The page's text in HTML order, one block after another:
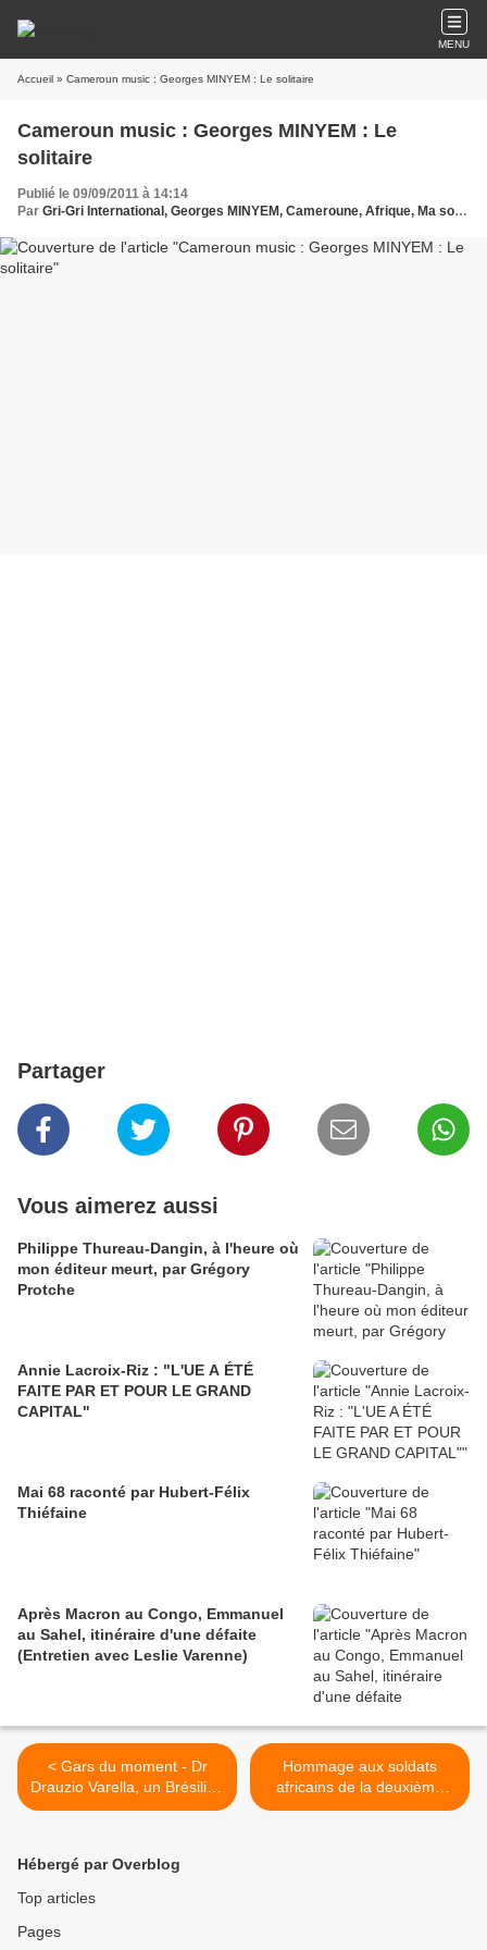
MENU
Accueil » Cameroun music : Georges MINYEM : Le solitaire
Cameroun music : Georges MINYEM : Le
solitaire
Publié le 09/09/2011 à 14:14
Par Gri-Gri International, Georges MINYEM, Cameroune, Afrique, Ma solange Oussou
Partager
Vous aimerez aussi
Philippe Thureau-Dangin, à l'heure où
mon éditeur meurt, par Grégory
Protche
Annie Lacroix-Riz : "L'UE A ÉTÉ
FAITE PAR ET POUR LE GRAND
CAPITAL"
Mai 68 raconté par Hubert-Félix
Thiéfaine
Après Macron au Congo, Emmanuel
au Sahel, itinéraire d'une défaite
(Entretien avec Leslie Varenne)
< Gars du moment - Dr
Drauzio Varella, un Brésilien
qui n'a pas la langue dans
Hommage aux soldats
africains de la deuxième
guerre, ce samedi 10
Hébergé par Overblog
Top articles
Pages